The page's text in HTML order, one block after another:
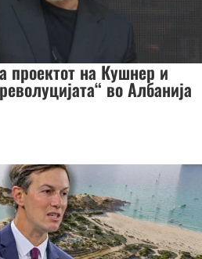
проектот на Кушнер и
во Албанија